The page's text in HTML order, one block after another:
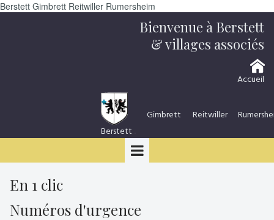
Berstett Gimbrett Reitwiller Rumersheim
Bienvenue à Berstett
& villages associés
Accueil
Berstett
Gimbrett Reitwiller
En 1 clic
Numéros d'urgence